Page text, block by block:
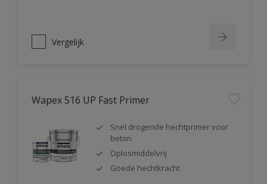
Vergelijk
Wapex 516 UP Fast Primer
Snel drogende hechtprimer voor
beton
Oplosmiddelvrij
Goede hechtkracht